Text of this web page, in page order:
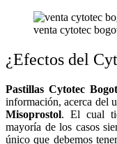
venta cytotec
¿Efectos del
Pastillas Cytotec
información, acerca del
Misoprostol. El cual
mayoría de los casos
único que debemos